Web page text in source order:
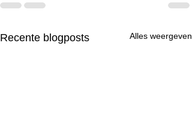
Recente blogposts Alles weergeven